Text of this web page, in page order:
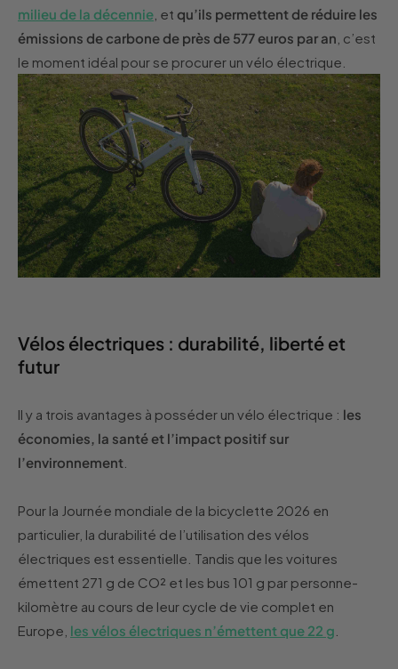
milieu de la décennie , et qu’ils permettent de réduire les
émissions de carbone de près de 577 euros par an , c’est
le moment idéal pour se procurer un vélo électrique.
Vélos électriques : durabilité, liberté et
futur
Il y a trois avantages à posséder un vélo électrique : les
économies, la santé et l’impact positif sur
l’environnement
Pour la Journée mondiale de la bicyclette 2026 en
particulier, la durabilité de l’utilisation des vélos
électriques est essentielle. Tandis que les voitures
émettent 271 g de CO² et les bus 101 g par personne-
kilomètre au cours de leur cycle de vie complet en
Europe, les vélos électriques n’émettent que 22 g